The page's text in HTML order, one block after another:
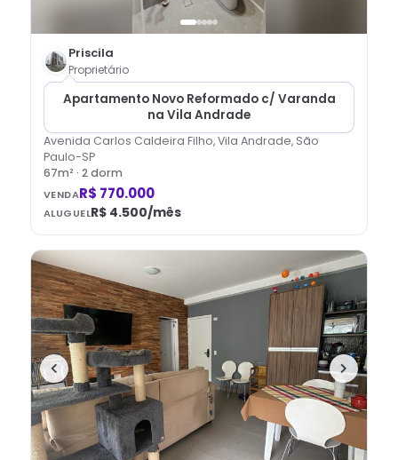
Priscila
Proprietário
Apartamento Novo Reformado c/ Varanda
na Vila Andrade
Avenida Carlos Caldeira Filho, Vila Andrade, São
Paulo-SP
67m² · 2dorm
VENDAR$ 770.000
ALUGUELR$ 4.500/mês